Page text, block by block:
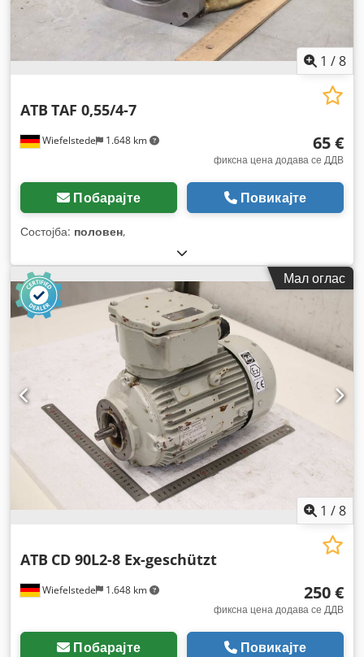
1 /8
Wiefelstede 1.648 km
ATB TAF 0,55/4-7
65 €
фиксна цена додава се ДДВ
Побарајте Повикајте
Состојба: половен,
Мал оглас
1 /8
Wiefelstede 1.648 km
ATB CD 90L2-8 Ex-geschützt
250 €
фиксна цена додава се ДДВ
Побарајте Повикајте